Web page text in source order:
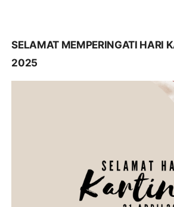
SELAMAT MEMPERINGATI HARI
2025